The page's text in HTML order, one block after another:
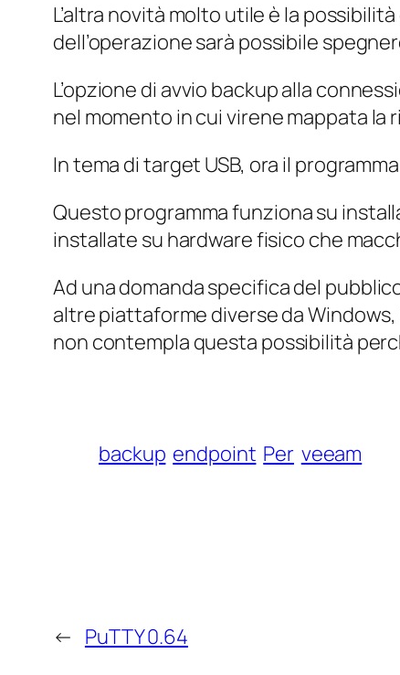
L’altra novità molto utile è la
dell’operazione sarà possibile
L’opzione di avvio backup alla
nel momento in cui virene mappata la
In tema di target USB, ora il
Questo programma funziona su
installate su hardware fisico che
Ad una domanda specifica del
altre piattaforme diverse da
non contempla questa possibilità
backup endpoint Per veeam
← PuTTY 0.64